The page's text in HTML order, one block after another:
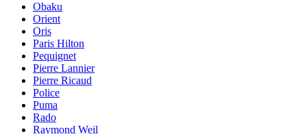
Obaku
Orient
Oris
Paris Hilton
Pequignet
Pierre Lannier
Pierre Ricaud
Police
Puma
Rado
Raymond Weil